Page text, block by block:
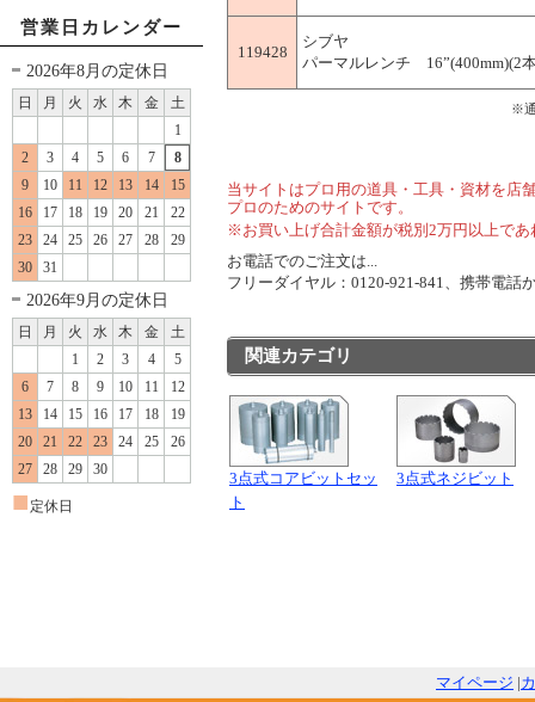
営業日カレンダー
2026年8月の定休日
日 月 火 水 木 金
土
1
2
3 4 5 6 7
8
9
10 11 12 13 14
15
16
17 18 19 20 21
22
23
24 25 26 27 28
29
30
31
2026年9月の定休日
日 月 火 水 木 金
土
1
2 3 4
5
6
7 8 9 10 11
12
13
14 15 16 17 18
19
20
21 22 23 24 25
26
27
28 29 30
■ 定休日
119428
シブヤ
パーマルレンチ 16”(400mm)(2
※
当サイトはプロ用の道具・工具・資材を店
プロのためのサイトです。
※お買い上げ合計金額が税別2万円以上で
お電話でのご注文は...
フリーダイヤル：0120-921-841、携帯電
関連カテゴリ
3点式コアビットセッ
ト
3点式ネジビット
マイページ |